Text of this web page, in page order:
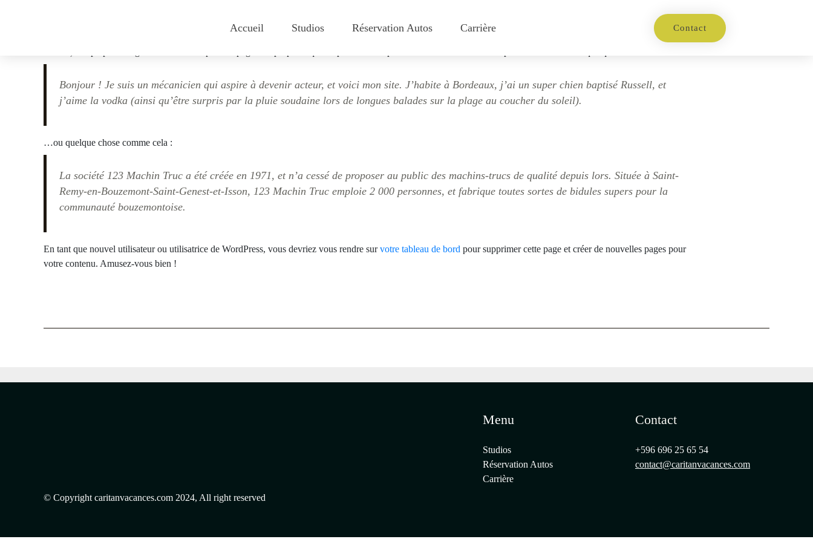
Accueil Studios Réservation Autos Carrière Contact
Ceci est une page d’exemple. C’est différent d’un article de blog parce qu’elle restera au même endroit et apparaîtra dans la navigation de votre site (dans la plupart des
Bonjour ! Je suis un mécanicien qui aspire à devenir acteur, et voici mon site. J’habite à Bordeaux, j’ai un super chien baptisé Russell, et
j’aime la vodka (ainsi qu’être surpris par la pluie soudaine lors de longues balades sur la plage au coucher du soleil).
…ou quelque chose comme cela :
La société 123 Machin Truc a été créée en 1971, et n’a cessé de proposer au public des machins-trucs de qualité depuis lors. Située à Saint-
Remy-en-Bouzemont-Saint-Genest-et-Isson, 123 Machin Truc emploie 2 000 personnes, et fabrique toutes sortes de bidules supers pour la
communauté bouzemontoise.
En tant que nouvel utilisateur ou utilisatrice de WordPress, vous devriez vous rendre survotre tableau de bord pour supprimer cette page et créer de nouvelles pages pour
votre contenu. Amusez-vous bien !
© Copyright caritanvacances.com 2024, All right reserved
Menu
Studios
Réservation Autos
Carrière
Contact
+596 696 25 65 54
contact@caritanvacances.com